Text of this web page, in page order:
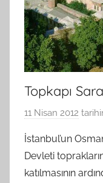
Topkapı
11 Nisan 2012
İstanbul’un
Devleti
katılmasının